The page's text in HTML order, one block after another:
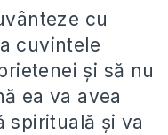
cu
cuvintele
și să nu
ea va avea
spirituală și va